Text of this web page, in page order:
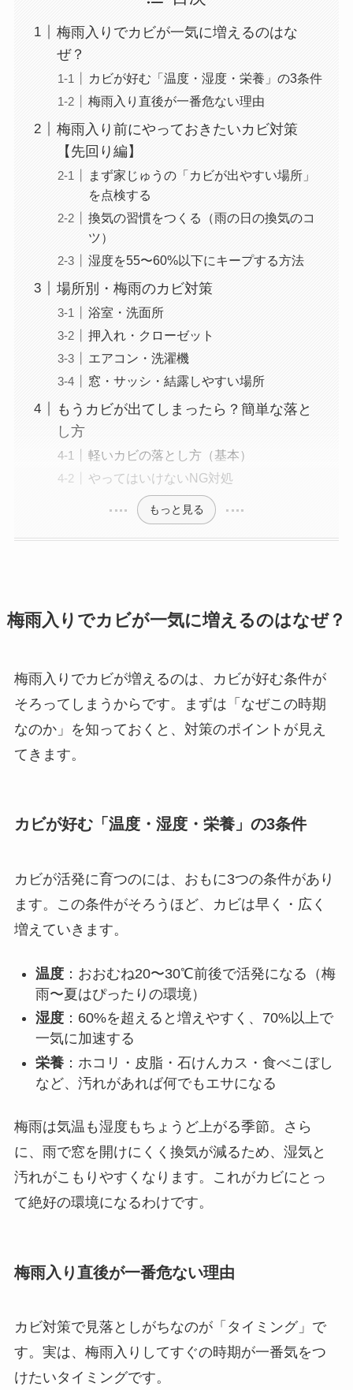
梅雨入りでカビが一気に増えるのはな
ぜ？
カビが好む「温度・湿度・栄養」の3条件
梅雨入り直後が一番危ない理由
梅雨入り前にやっておきたいカビ対策
【先回り編】
まず家じゅうの「カビが出やすい場所」
を点検する
換気の習慣をつくる（雨の日の換気のコ
ツ）
湿度を55〜60%以下にキープする方法
場所別・梅雨のカビ対策
浴室・洗面所
押入れ・クローゼット
エアコン・洗濯機
窓・サッシ・結露しやすい場所
もうカビが出てしまったら？簡単な落と
し方
軽いカビの落とし方（基本）
やってはいけないNG対処
もっと見る
梅雨入りでカビが一気に増えるのはなぜ？
梅雨入りでカビが増えるのは、カビが好む条件が
そろってしまうからです。まずは「なぜこの時期
なのか」を知っておくと、対策のポイントが見え
てきます。
カビが好む「温度・湿度・栄養」の3条件
カビが活発に育つのには、おもに3つの条件があり
ます。この条件がそろうほど、カビは早く・広く
増えていきます。
温度：おおむね20〜30℃前後で活発になる（梅
雨〜夏はぴったりの環境）
湿度：60%を超えると増えやすく、70%以上で
一気に加速する
栄養：ホコリ・皮脂・石けんカス・食べこぼし
など、汚れがあれば何でもエサになる
梅雨は気温も湿度もちょうど上がる季節。さら
に、雨で窓を開けにくく換気が減るため、湿気と
汚れがこもりやすくなります。これがカビにとっ
て絶好の環境になるわけです。
梅雨入り直後が一番危ない理由
カビ対策で見落としがちなのが「タイミング」で
す。実は、梅雨入りしてすぐの時期が一番気をつ
けたいタイミングです。